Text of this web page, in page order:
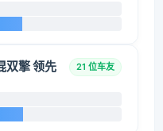
双擎 领先
21 位车友